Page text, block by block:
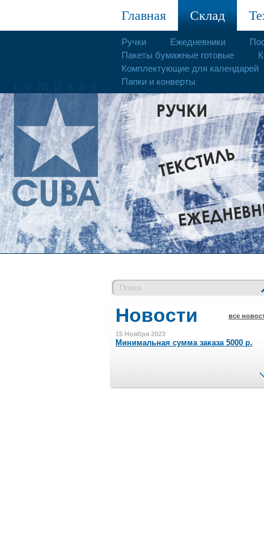
Главная Склад
Ручки Ежедневники
Пакеты бумажные готовые
Комплектующие для календарей
Папки и конверты
Новости все
15 Ноября 2023
Минимальная сумма заказа 5000 р.
Шляпные коробочки производим